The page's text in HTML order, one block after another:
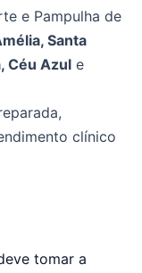
e Pampulha de
Santa
Céu Azul e
clínico
tomar a